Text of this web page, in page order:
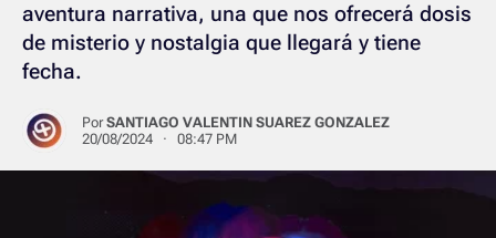
aventura narrativa, una que nos ofrecerá dosis
de misterio y nostalgia que llegará y tiene
fecha.
PorSANTIAGO VALENTIN SUAREZ GONZALEZ
20/08/2024 · 08:47 PM